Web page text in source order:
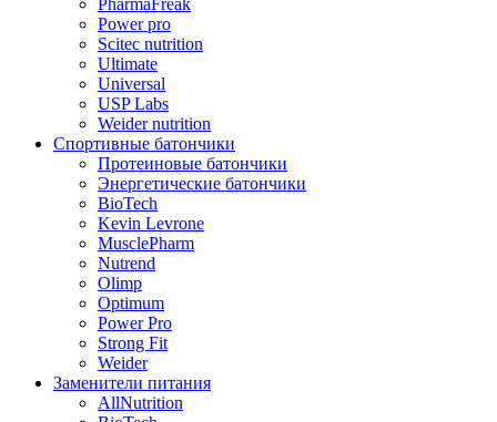
PharmaFreak
Power pro
Scitec nutrition
Ultimate
Universal
USP Labs
Weider nutrition
Спортивные батончики
Протеиновые батончики
Энергетические батончики
BioTech
Kevin Levrone
MusclePharm
Nutrend
Olimp
Optimum
Power Pro
Strong Fit
Weider
Заменители питания
AllNutrition